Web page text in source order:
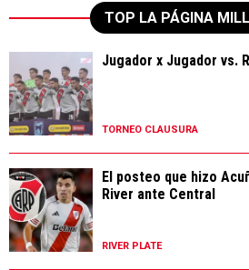
TOP LA PÁGINA
Jugador x Jugador vs.
TORNEO CLAUSURA
El posteo que hizo
River ante Central
RIVER PLATE